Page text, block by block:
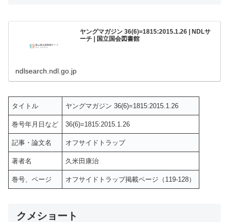
ヤングマガジン 36(6)=1815:2015.1.26 | NDLサ
ーチ | 国立国会図書館
ndlsearch.ndl.go.jp
タイトル ヤングマガジン 36(6)=1815:2015.1.26
巻号年月日など 36(6)=1815:2015.1.26
記事・論文名 オフサイドトラップ
著者名 久米田康治
巻号、ページ オフサイドトラップ掲載ページ（119-128）
クメショート